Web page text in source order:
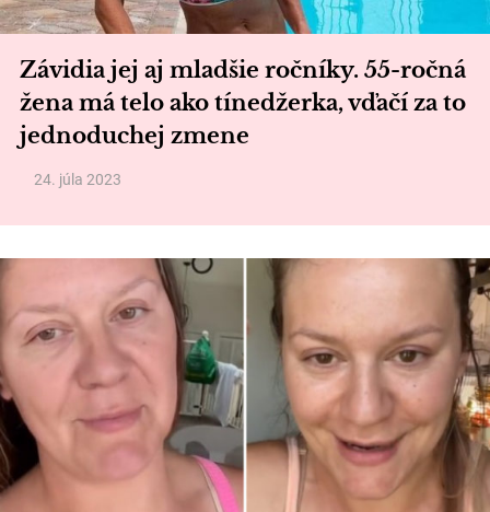
Závidia jej aj mladšie ročníky. 55-ročná
žena má telo ako tínedžerka, vďačí za to
jednoduchej zmene
24. júla 2023